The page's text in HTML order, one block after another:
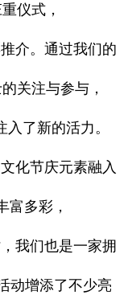
仪式，
介。通过我们的
关注与参与，
了新的活力。
化节庆元素融入
富多彩，
我们也是一家拥
动增添了不少亮